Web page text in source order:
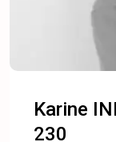
Karine
230